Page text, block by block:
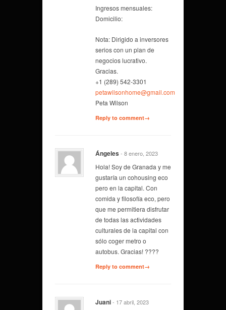
Ingresos mensuales:
Domicilio:
Nota: Dirigido a inversores
serios con un plan de
negocios lucrativo.
Gracias.
+1 (289) 542-3301
petawilsonhome@gmail.com
Peta Wilson
Reply to comment→
Ángeles - 8 enero, 2023
Hola! Soy de Granada y me
gustaría un cohousing eco
pero en la capital. Con
comida y filosofía eco, pero
que me permitiera disfrutar
de todas las actividades
culturales de la capital con
sólo coger metro o
autobus. Gracias! ????
Reply to comment→
Juani- 17 abril, 2023